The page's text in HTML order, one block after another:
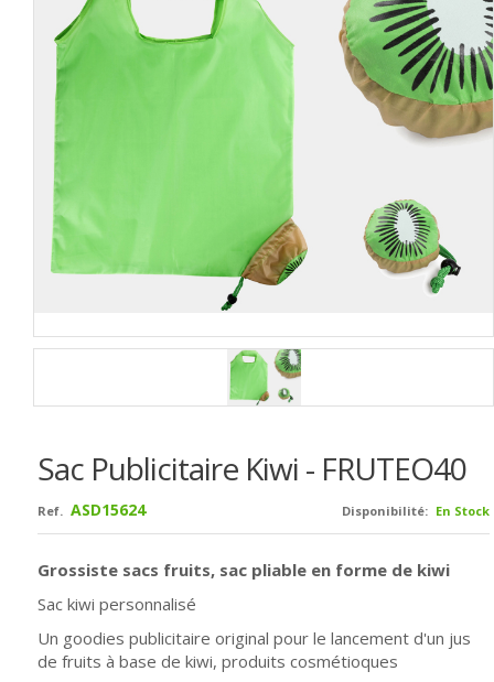
Sac Publicitaire Kiwi - FRUTEO40
Disponibilité: En Stock
Ref. ASD15624
Grossiste sacs fruits, sac pliable en forme de kiwi
Sac kiwi personnalisé
Un goodies publicitaire original pour le lancement d'un jus
de fruits à base de kiwi, produits cosmétioques